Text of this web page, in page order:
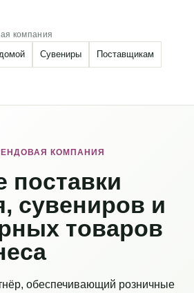
компания
Сувениры Поставщикам
КОМПАНИЯ
поставки
сувениров и
товаров
обеспечивающий розничные